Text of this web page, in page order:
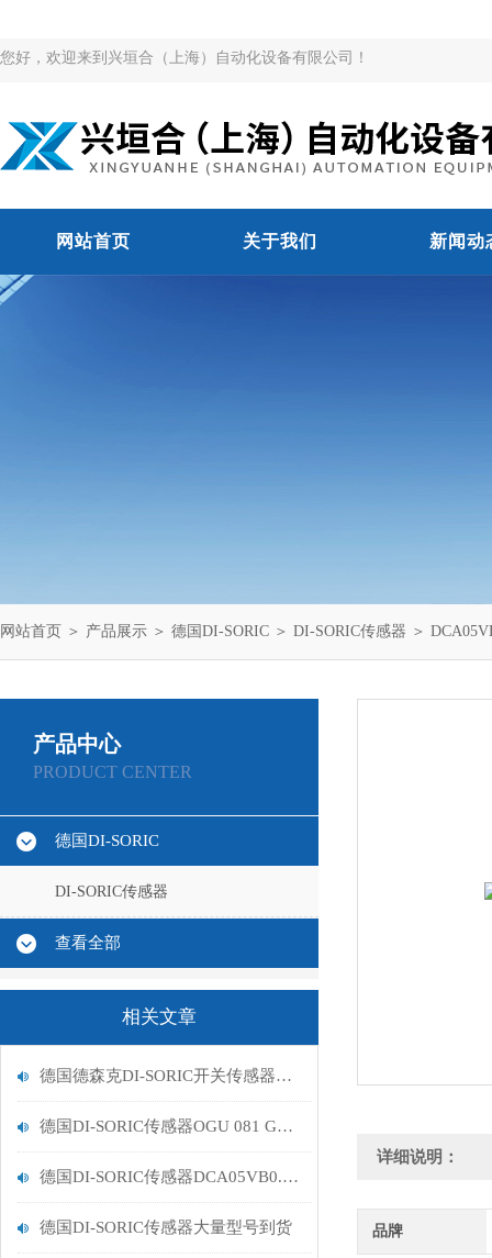
您好，欢迎来到兴垣合（上海）自动化设备有限公司！
网站首页 关于我们 新闻动
网站首页 ＞ 产品展示 ＞ 德国DI-SORIC ＞ DI-SORIC传感器 ＞
产品中心
PRODUCT CENTER
德国DI-SORIC
DI-SORIC传感器
查看全部
相关文章
德国德森克DI-SORIC开关传感器的分类
德国DI-SORIC传感器OGU 081 G3-T3数据分析
德国DI-SORIC传感器DCA05VB0.8PS-T3到货
德国DI-SORIC传感器大量型号到货
详细说明：
品牌